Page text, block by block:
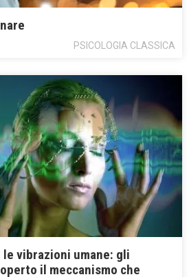
PSICOLOGIA CLASSICA
le vibrazioni umane: gli
il meccanismo che